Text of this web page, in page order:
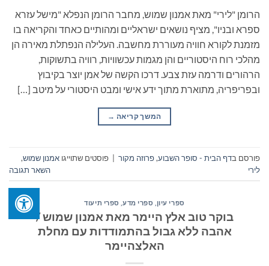
הרומן "לירי" מאת אמנון שמוש, מחבר הרומן הנפלא "מישל עזרא
ספרא ובניו", מציף נושאים ישראליים ומהותיים כאחד והקריאה בו
מזמנת לקורא חוויה מעוררת מחשבה. העלילה הנפתלת מאירה הן
מהלכי רוח היסטוריים והן מגמות עכשוויות, רוויה בתשוקות,
הרהורים ודרמה עזת צבע. דרכו הקשה של אמן יוצר בקיבוץ
ובפריפריה, מתוארת מתוך ידע אישי ומבט היסטורי על מיטב […]
המשך קריאה →
פורסם בדף הבית - סופר השבוע,פרוזה מקור | פוסטים שתוייגו אמנון שמוש,
לירי
השאר תגובה
ספרי עיון, ספרי מדע, ספרי תיעוד
בוקר טוב אלץ היימר מאת אמנון שמוש /
אהבה ללא גבול בהתמודדות עם מחלת
האלצהיימר